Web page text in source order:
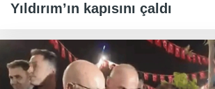
Yıldırım’ın kapısını çaldı